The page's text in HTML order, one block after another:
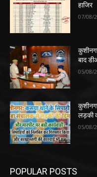
हाजिर
07/08/
बाद
05/08/
लड़की
05/08/
POPULAR POSTS